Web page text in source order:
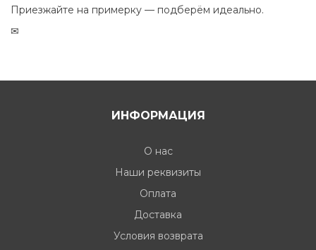
Приезжайте на примерку — подберём идеально.
✉
ИНФОРМАЦИЯ
О нас
Наши реквизиты
Оплата
Доставка
Условия возврата